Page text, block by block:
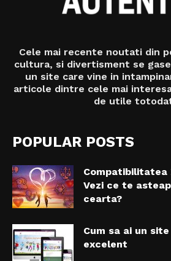
Cele mai recente noutati din
cultura, si divertisment se
un site care vine in
articole dintre cele mai
de utile
POPULAR POSTS
Compatibilitatea
Vezi ce te
cearta?
Cum sa ai un
excelent